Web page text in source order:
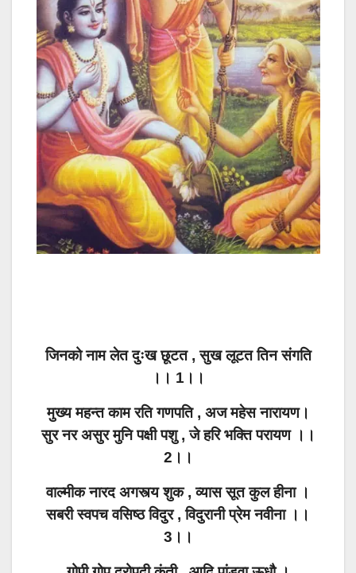
जिनको नाम लेत दुःख छूटत , सुख लूटत तिन संगति
।। 1।।
मुख्य महन्त काम रति गणपति , अज महेस नारायण।
सुर नर असुर मुनि पक्षी पशु , जे हरि भक्ति परायण ।।
2।।
वाल्मीक नारद अगस्त्य शुक , व्यास सूत कुल हीना ।
सबरी स्वपच वसिष्ठ विदुर , विदुरानी प्रेम नवीना ।।
3।।